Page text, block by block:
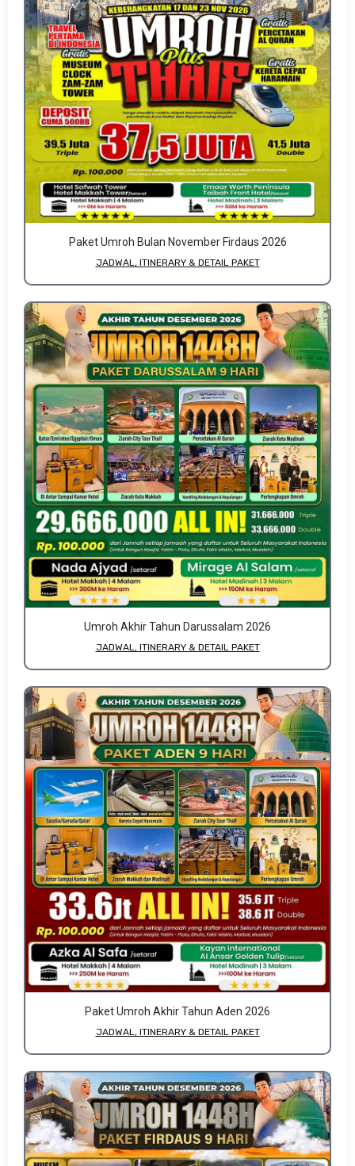
Paket Umroh Bulan November Firdaus 2026
JADWAL, ITINERARY & DETAIL PAKET
Umroh Akhir Tahun Darussalam 2026
JADWAL, ITINERARY & DETAIL PAKET
Paket Umroh Akhir Tahun Aden 2026
JADWAL, ITINERARY & DETAIL PAKET